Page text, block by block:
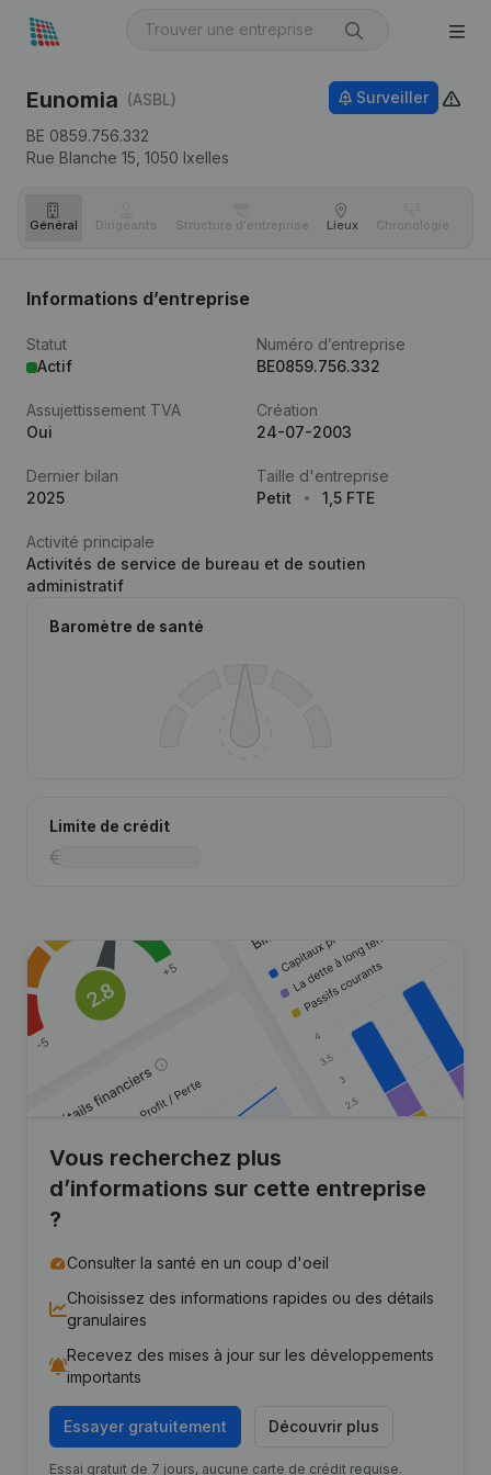
Eunomia (ASBL)
BE 0859.756.332
Rue Blanche 15, 1050 Ixelles
Surveiller
Général Dirigeants Structure d'entreprise Lieux Chronologie
Informations d’entreprise
Statut
Actif
Numéro d’entreprise
BE0859.756.332
Assujettissement TVA
Oui
Création
24-07-2003
Dernier bilan
2025
Taille d'entreprise
Petit
1,5 FTE
Activité principale
Activités de service de bureau et de soutien
administratif
Baromètre de santé
Limite de crédit
Vous recherchez plus
d’informations sur cette entreprise
?
Consulter la santé en un coup d'oeil
Choisissez des informations rapides ou des détails
granulaires
Recevez des mises à jour sur les développements
importants
Essayer gratuitement Découvrir plus
Essai gratuit de 7 jours, aucune carte de crédit requise.